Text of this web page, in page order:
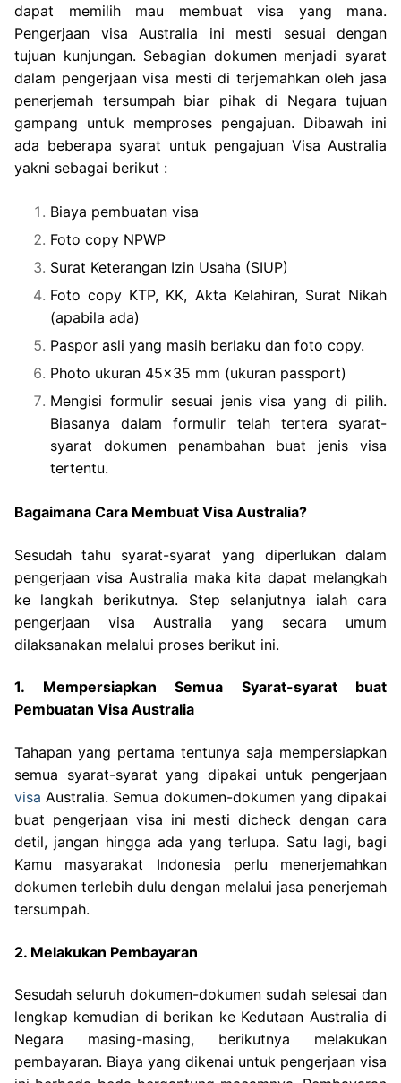
dapat memilih mau membuat visa yang mana.
Pengerjaan visa Australia ini mesti sesuai dengan
tujuan kunjungan. Sebagian dokumen menjadi syarat
dalam pengerjaan visa mesti di terjemahkan oleh jasa
penerjemah tersumpah biar pihak di Negara tujuan
gampang untuk memproses pengajuan. Dibawah ini
ada beberapa syarat untuk pengajuan Visa Australia
yakni sebagai berikut :
Biaya pembuatan visa
Foto copy NPWP
Surat Keterangan Izin Usaha (SIUP)
Foto copy KTP, KK, Akta Kelahiran, Surat Nikah
(apabila ada)
Paspor asli yang masih berlaku dan foto copy.
Photo ukuran 45×35 mm (ukuran passport)
Mengisi formulir sesuai jenis visa yang di pilih.
Biasanya dalam formulir telah tertera syarat-
syarat dokumen penambahan buat jenis visa
tertentu.
Bagaimana Cara Membuat Visa Australia?
Sesudah tahu syarat-syarat yang diperlukan dalam
pengerjaan visa Australia maka kita dapat melangkah
ke langkah berikutnya. Step selanjutnya ialah cara
pengerjaan visa Australia yang secara umum
dilaksanakan melalui proses berikut ini.
1. Mempersiapkan Semua Syarat-syarat buat
Pembuatan Visa Australia
Tahapan yang pertama tentunya saja mempersiapkan
semua syarat-syarat yang dipakai untuk pengerjaan
visa Australia. Semua dokumen-dokumen yang dipakai
buat pengerjaan visa ini mesti dicheck dengan cara
detil, jangan hingga ada yang terlupa. Satu lagi, bagi
Kamu masyarakat Indonesia perlu menerjemahkan
dokumen terlebih dulu dengan melalui jasa penerjemah
tersumpah.
2. Melakukan Pembayaran
Sesudah seluruh dokumen-dokumen sudah selesai dan
lengkap kemudian di berikan ke Kedutaan Australia di
Negara masing-masing, berikutnya melakukan
pembayaran. Biaya yang dikenai untuk pengerjaan visa